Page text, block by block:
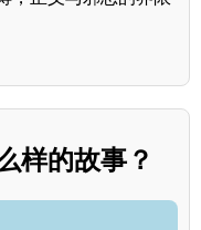
样的故事？